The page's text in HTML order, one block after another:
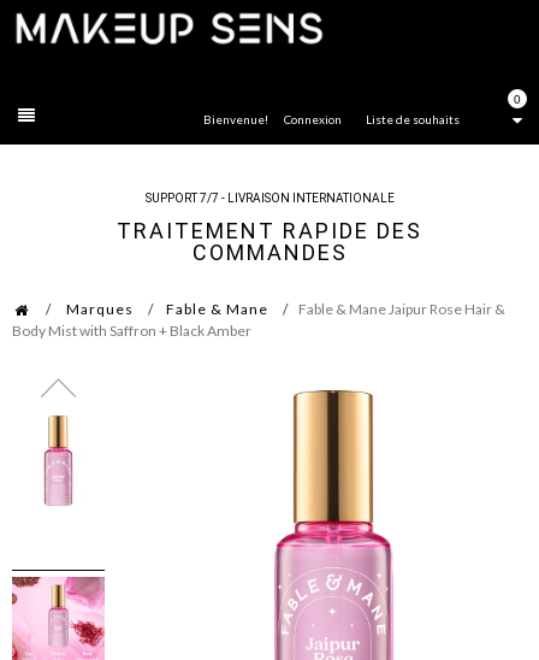
0
Liste de souhaits
Bienvenue! Connexion
SUPPORT 7/7 - LIVRAISON INTERNATIONALE
TRAITEMENT RAPIDE DES
COMMANDES
Marques Fable & Mane
Fable & Mane Jaipur Rose Hair &
Body Mist with Saffron + Black Amber